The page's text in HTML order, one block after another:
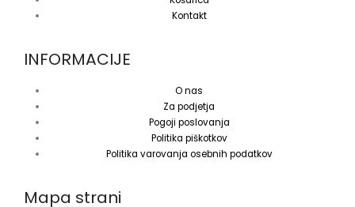
Kontakt
INFORMACIJE
O nas
Za podjetja
Pogoji poslovanja
Politika piškotkov
Politika varovanja osebnih podatkov
Mapa strani